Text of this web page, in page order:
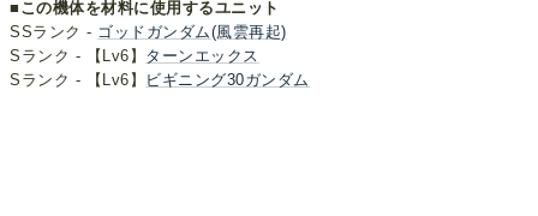
■この機体を材料に使用するユニット
SSランク - ゴッドガンダム(風雲再起)
Sランク - 【Lv6】 ターンエックス
Sランク - 【Lv6】
ビギニング30ガンダム